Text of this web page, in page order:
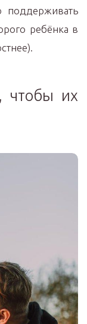
поддерживать
ребёнка в
чтобы их